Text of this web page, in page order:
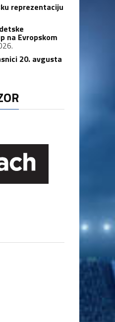
reprezentaciju
na Evropskom
20. avgusta